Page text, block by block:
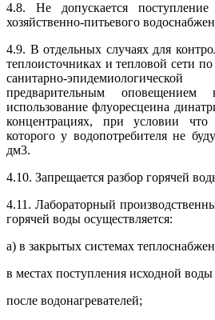
4.8. Не допускается
хозяйственно-питьевого
4.9. В отдельных случаях для
теплоисточниках и тепловой сети
санитарно-
предварительным оповещением
использование флуоресцеина
концентрациях, при условии что
которого у водопотребителя не
дм3.
4.10. Запрещается разбор горячей
4.11. Лабораторный
горячей воды осуществляется:
а) в закрытых системах
в местах поступления исходной
после водонагревателей;